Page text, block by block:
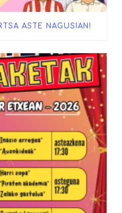
ASTE NAGUSIAN!